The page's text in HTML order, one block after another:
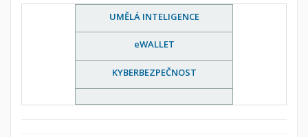
UMĚLÁ INTELIGENCE
eWALLET
KYBERBEZPEČNOST